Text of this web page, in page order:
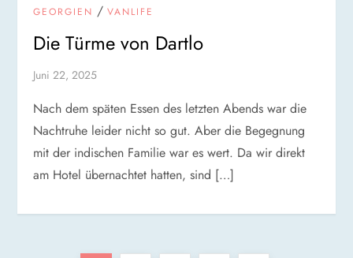
GEORGIEN /VANLIFE
Die Türme von Dartlo
Juni 22, 2025
Nach dem späten Essen des letzten Abends war die
Nachtruhe leider nicht so gut. Aber die Begegnung
mit der indischen Familie war es wert. Da wir direkt
am Hotel übernachtet hatten, sind […]